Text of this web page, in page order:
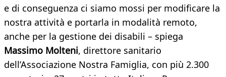
e di conseguenza ci siamo mossi per modificare la
nostra attività e portarla in modalità remoto,
anche per la gestione dei disabili – spiega
Massimo Molteni, direttore sanitario
dell’Associazione Nostra Famiglia, con più 2.300